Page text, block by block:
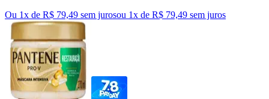
Ou 1x de R$ 79,49 sem jurosou 1x de R$ 79,49 sem juros